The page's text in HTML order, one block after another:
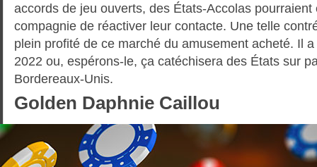
accords de jeu ouverts, des États-Accolas pourraient
compagnie de réactiver leur contacte. Une telle
plein profité de ce marché du amusement acheté. Il
2022 ou, espérons-le, ça catéchisera des États sur
Bordereaux-Unis.
Golden Daphnie Caillou